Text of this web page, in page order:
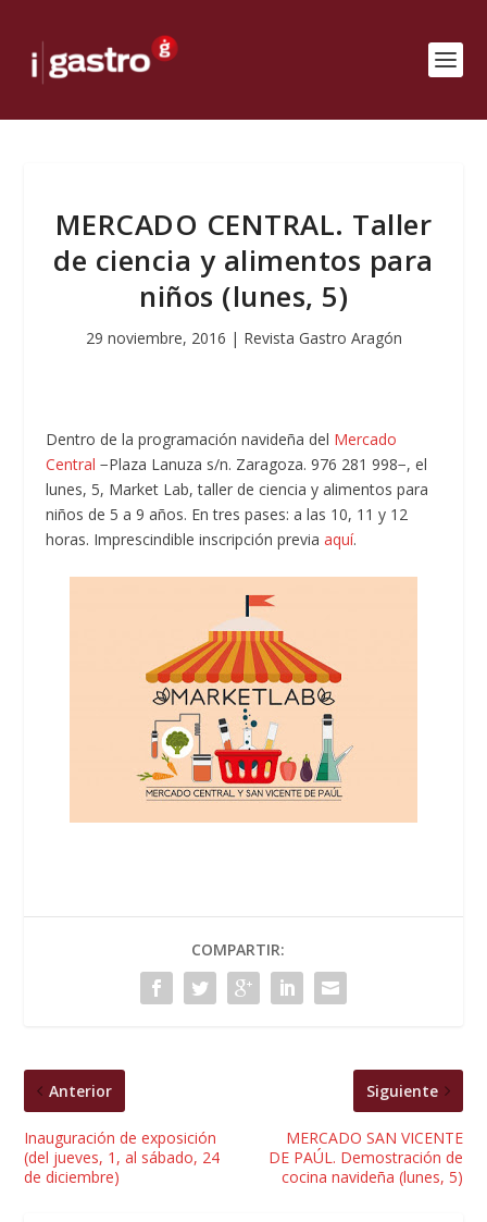
MERCADO CENTRAL. Taller
de ciencia y alimentos para
niños (lunes, 5)
29 noviembre, 2016 | Revista Gastro Aragón
Dentro de la programación navideña del Mercado
Central −Plaza Lanuza s/n. Zaragoza. 976 281 998−, el
lunes, 5, Market Lab, taller de ciencia y alimentos para
niños de 5 a 9 años. En tres pases: a las 10, 11 y 12
horas. Imprescindible inscripción previaaquí.
COMPARTIR:
Anterior
Inauguración de exposición
(del jueves, 1, al sábado, 24
de diciembre)
Siguiente
MERCADO SAN VICENTE
DE PAÚL. Demostración de
cocina navideña (lunes, 5)